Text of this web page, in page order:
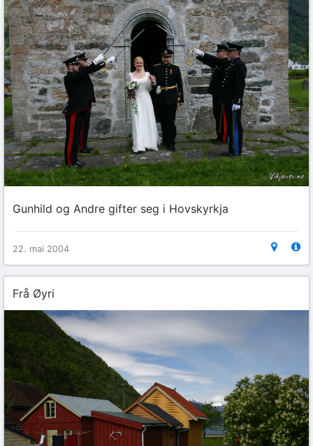
Gunhild og Andre gifter seg i Hovskyrkja
22. mai 2004
Frå Øyri